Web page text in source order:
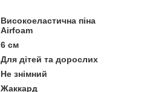
Високоеластична піна
Airfoam
6 см
Для дітей та дорослих
Не знімний
Жаккард